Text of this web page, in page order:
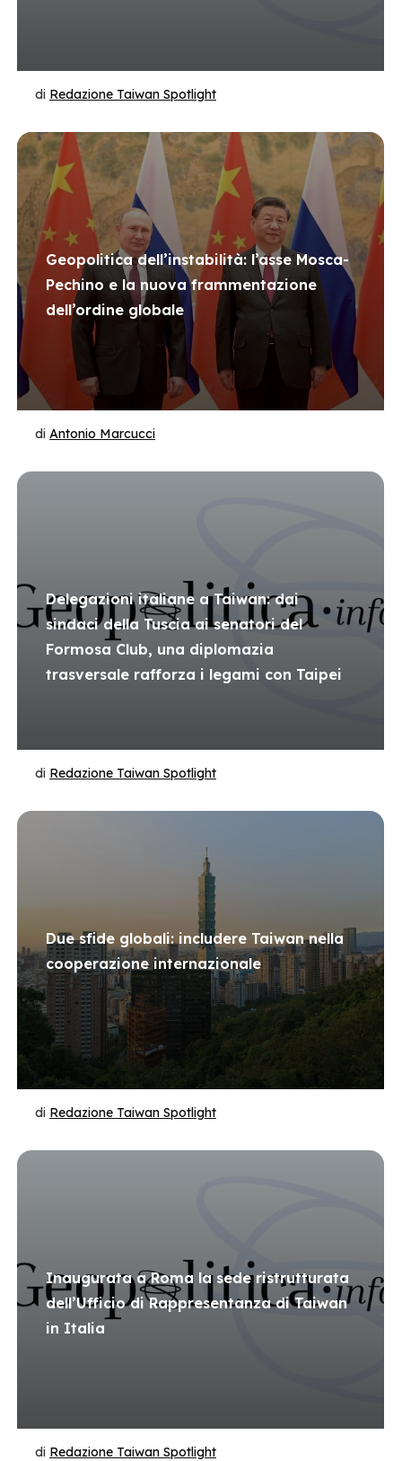
di Redazione Taiwan Spotlight
Geopolitica dell’instabilità: l’asse Mosca-
Pechino e la nuova frammentazione
dell’ordine globale
di Antonio Marcucci
Delegazioni italiane a Taiwan: dai
sindaci della Tuscia ai senatori del
Formosa Club, una diplomazia
trasversale rafforza i legami con Taipei
di Redazione Taiwan Spotlight
Due sfide globali: includere Taiwan nella
cooperazione internazionale
di Redazione Taiwan Spotlight
Inaugurata a Roma la sede ristrutturata
dell’Ufficio di Rappresentanza di Taiwan
in Italia
di Redazione Taiwan Spotlight